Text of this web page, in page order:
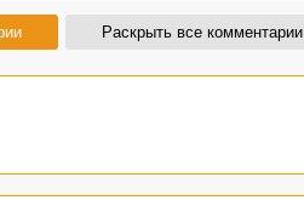
Раскрыть все комментарии